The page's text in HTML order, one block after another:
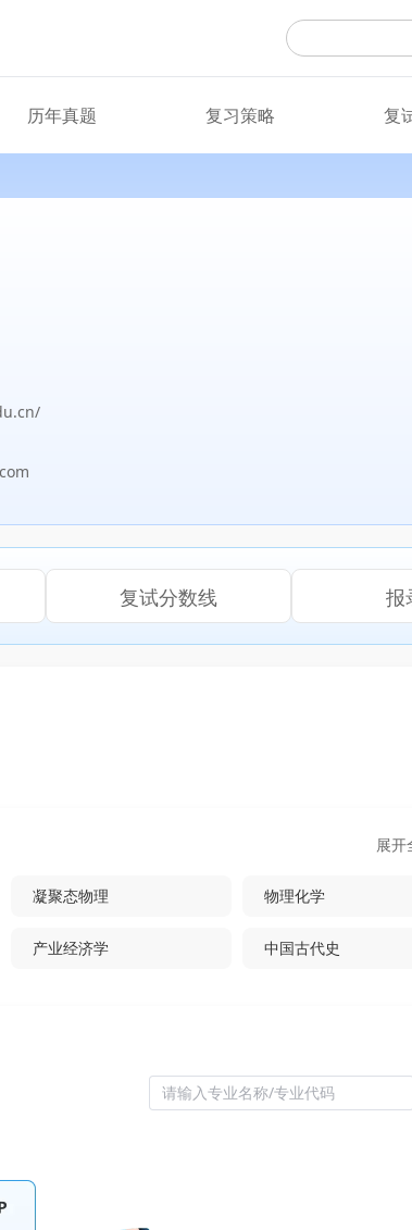
历年真题 复习策略 复
复试分数线 报
展开
凝聚态物理 物理化学
产业经济学 中国古代史
请输入专业名称/专业代码